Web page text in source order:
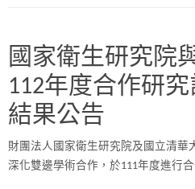
國家衛生研究院
112年度合作研
結果公告
財團法人國家衛生研究院及國立清華
深化雙邊學術合作，於111年度進行